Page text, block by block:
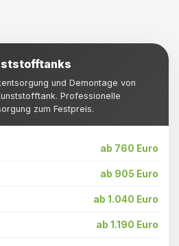
und Demontage von
Professionelle
zum Festpreis.
ab 760 Euro
ab 905 Euro
ab 1.040 Euro
ab 1.190 Euro